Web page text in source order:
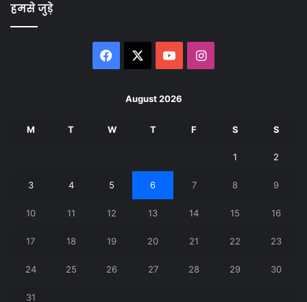
हमसे जुड़े
Facebook YouTubeInstagram
August 2026
M T W T F S S
1 2
3 4 5 6 7 8 9
10 11 12 13 14 15 16
17 18 19 20 21 22 23
24 25 26 27 28 29 30
31